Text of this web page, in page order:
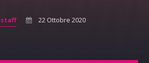
staff 22 Ottobre 2020